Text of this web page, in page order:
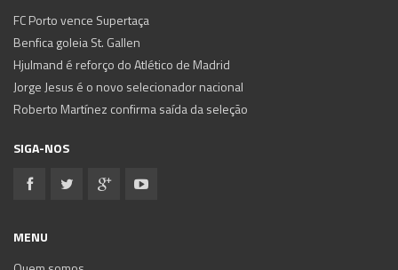
FC Porto vence Supertaça
Benfica goleia St. Gallen
Hjulmand é reforço do Atlético de Madrid
Jorge Jesus é o novo selecionador nacional
Roberto Martínez confirma saída da seleção
SIGA-NOS
MENU